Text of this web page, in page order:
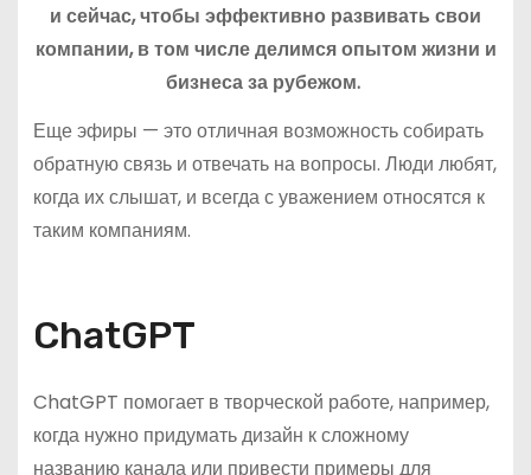
и сейчас, чтобы эффективно развивать свои
компании, в том числе делимся опытом жизни и
бизнеса за рубежом.
Еще эфиры — это отличная возможность собирать
обратную связь и отвечать на вопросы. Люди любят,
когда их слышат, и всегда с уважением относятся к
таким компаниям.
ChatGPT
ChatGPT помогает в творческой работе, например,
когда нужно придумать дизайн к сложному
названию канала или привести примеры для